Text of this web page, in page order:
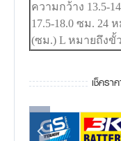
ความกว้าง 13.5-
17.5-18.0 ซม. 24
(ซม.) L หมายถึงขั้
เช็ครา